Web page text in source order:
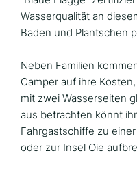
Wasserqualität an
Baden und Plantschen
Neben Familien
Camper auf ihre
mit zwei Wasserseiten
aus betrachten könnt
Fahrgastschiffe zu
oder zur Insel Oie